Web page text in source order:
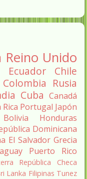
Reino Unido
Ecuador
Chile
Colombia Rusia
Cuba Canadá
Portugal Japón
Bolivia
Honduras
Dominicana
El Salvador Grecia
Puerto Rico
República Checa
Lanka Filipinas Tunez